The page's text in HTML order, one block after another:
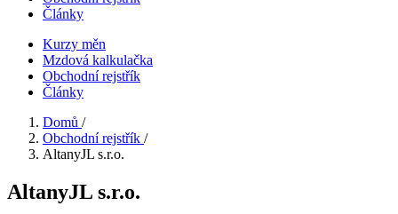
Články
Kurzy měn
Mzdová kalkulačka
Obchodní rejstřík
Články
Domů /
Obchodní rejstřík /
AltanyJL s.r.o.
AltanyJL s.r.o.